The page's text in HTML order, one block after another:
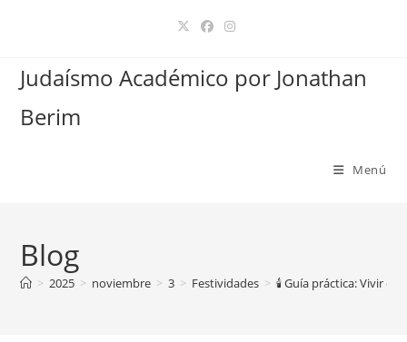
Judaísmo Académico por Jonathan
Berim
Menú
Blog
> 2025 > noviembre > 3 > Festividades > 🕯️ Guía práctica: Vivir el